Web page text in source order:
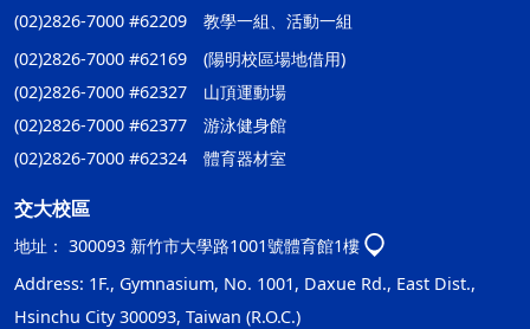
(02)2826-7000 #62209 教學一組、活動一組
(02)2826-7000 #62169 (陽明校區場地借用)
(02)2826-7000 #62327 山頂運動場
(02)2826-7000 #62377 游泳健身館
(02)2826-7000 #62324 體育器材室
交大校區
地址： 300093 新竹市大學路1001號體育館1樓
Address: 1F., Gymnasium, No. 1001, Daxue Rd., East Dist.,
Hsinchu City 300093, Taiwan (R.O.C.)